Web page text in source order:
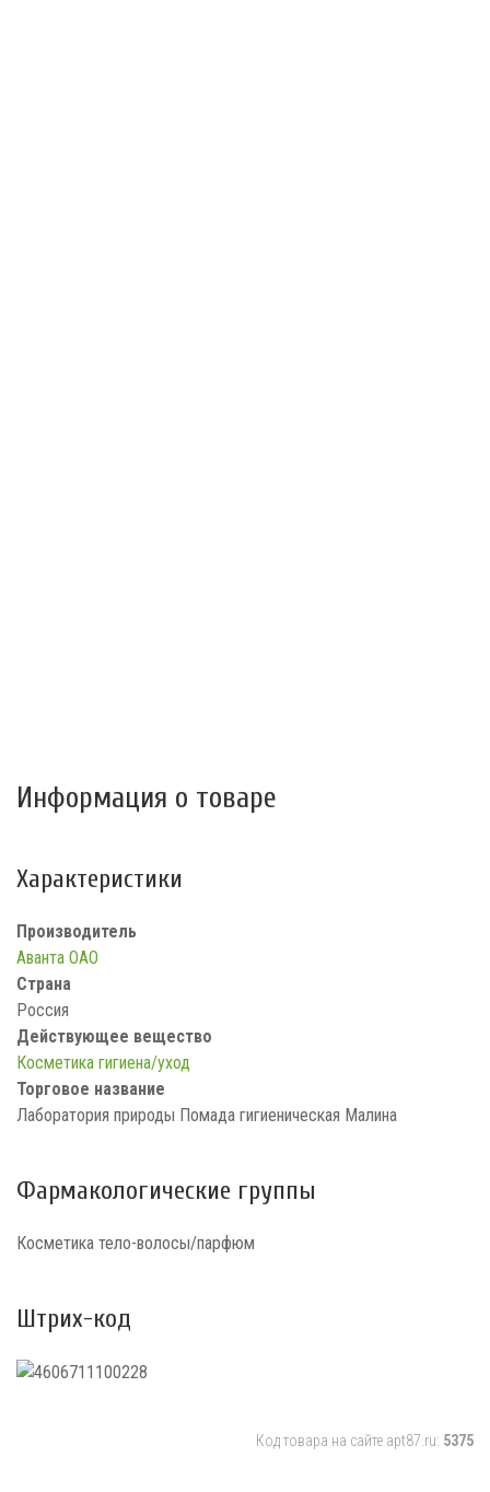
Информация о товаре
Характеристики
Производитель
Аванта ОАО
Страна
Россия
Действующее вещество
Косметика гигиена/уход
Торговое название
Лаборатория природы Помада гигиеническая Малина
Фармакологические группы
Косметика тело-волосы/парфюм
Штрих-код
Код товара на сайте apt87.ru: 5375